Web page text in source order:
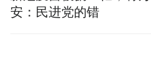
安：民进党的错